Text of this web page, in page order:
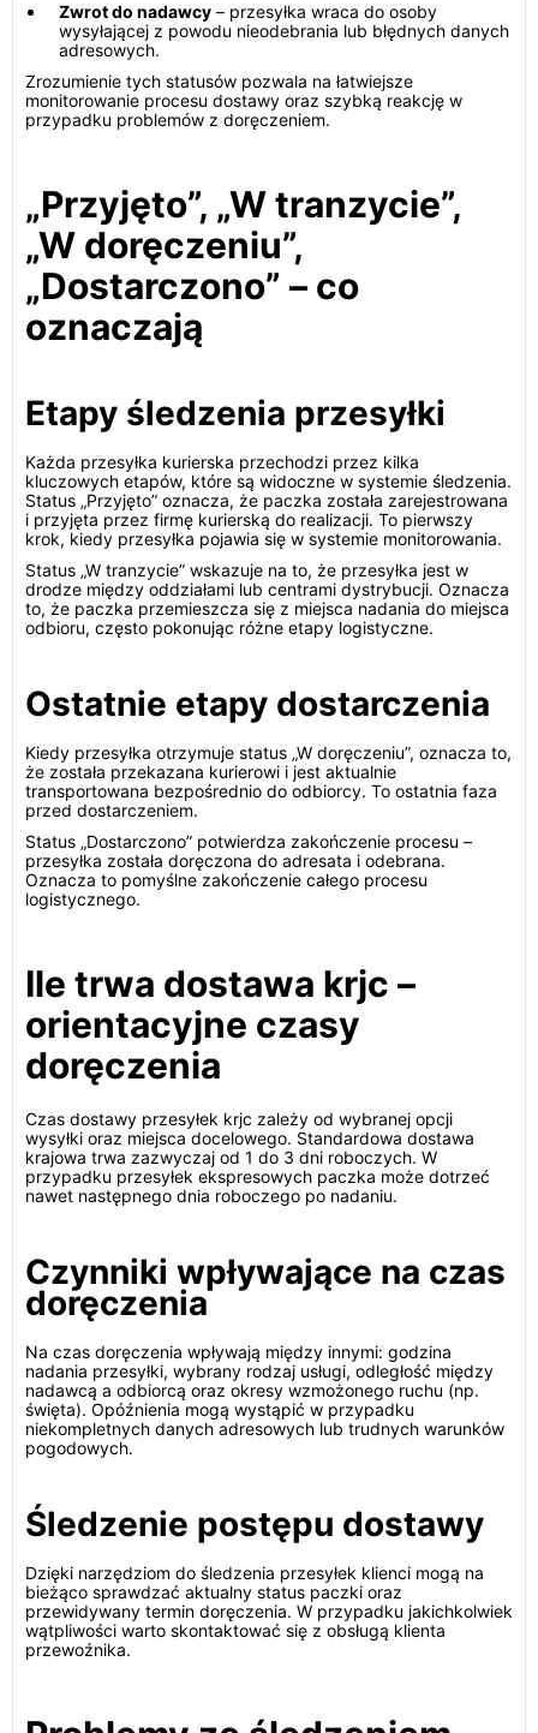
Zwrot do nadawcy – przesyłka wraca do osoby
wysyłającej z powodu nieodebrania lub błędnych danych
adresowych.
Zrozumienie tych statusów pozwala na łatwiejsze
monitorowanie procesu dostawy oraz szybką reakcję w
przypadku problemów z doręczeniem.
„Przyjęto”, „W tranzycie”,
„W doręczeniu”,
„Dostarczono” – co
oznaczają
Etapy śledzenia przesyłki
Każda przesyłka kurierska przechodzi przez kilka
kluczowych etapów, które są widoczne w systemie śledzenia.
Status „Przyjęto” oznacza, że paczka została zarejestrowana
i przyjęta przez firmę kurierską do realizacji. To pierwszy
krok, kiedy przesyłka pojawia się w systemie monitorowania.
Status „W tranzycie” wskazuje na to, że przesyłka jest w
drodze między oddziałami lub centrami dystrybucji. Oznacza
to, że paczka przemieszcza się z miejsca nadania do miejsca
odbioru, często pokonując różne etapy logistyczne.
Ostatnie etapy dostarczenia
Kiedy przesyłka otrzymuje status „W doręczeniu”, oznacza to,
że została przekazana kurierowi i jest aktualnie
transportowana bezpośrednio do odbiorcy. To ostatnia faza
przed dostarczeniem.
Status „Dostarczono” potwierdza zakończenie procesu –
przesyłka została doręczona do adresata i odebrana.
Oznacza to pomyślne zakończenie całego procesu
logistycznego.
Ile trwa dostawa krjc –
orientacyjne czasy
doręczenia
Czas dostawy przesyłek krjc zależy od wybranej opcji
wysyłki oraz miejsca docelowego. Standardowa dostawa
krajowa trwa zazwyczaj od 1 do 3 dni roboczych. W
przypadku przesyłek ekspresowych paczka może dotrzeć
nawet następnego dnia roboczego po nadaniu.
Czynniki wpływające na czas
doręczenia
Na czas doręczenia wpływają między innymi: godzina
nadania przesyłki, wybrany rodzaj usługi, odległość między
nadawcą a odbiorcą oraz okresy wzmożonego ruchu (np.
święta). Opóźnienia mogą wystąpić w przypadku
niekompletnych danych adresowych lub trudnych warunków
pogodowych.
Śledzenie postępu dostawy
Dzięki narzędziom do śledzenia przesyłek klienci mogą na
bieżąco sprawdzać aktualny status paczki oraz
przewidywany termin doręczenia. W przypadku jakichkolwiek
wątpliwości warto skontaktować się z obsługą klienta
przewoźnika.